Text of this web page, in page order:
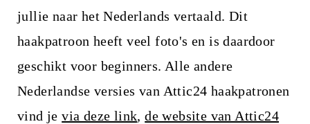
jullie naar het Nederlands vertaald. Dit
haakpatroon heeft veel foto's en is daardoor
geschikt voor beginners. Alle andere
Nederlandse versies van Attic24 haakpatronen
vind jevia deze link,de website van Attic24